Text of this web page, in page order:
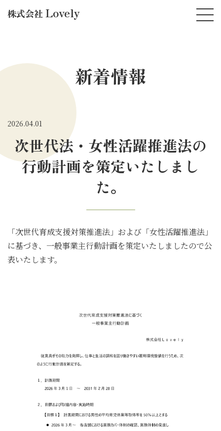
株式会社 Lovely
新着情報
2026.04.01
次世代法・女性活躍推進法の
行動計画を策定いたしまし
た。
「次世代育成支援対策推進法」および「女性活躍推進法」
に基づき、一般事業主行動計画を策定いたしましたので公
表いたします。